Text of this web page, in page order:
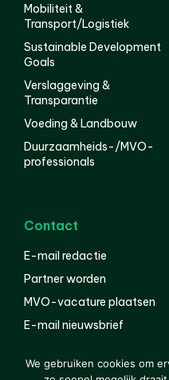
Mobiliteit &
Transport/Logistiek
Sustainable Development
Goals
Verslaggeving &
Transparantie
Voeding & Landbouw
Duurzaamheids-/MVO-
professionals
Contact
E-mail redactie
Partner worden
MVO-vacature plaatsen
E-mail nieuwsbrief
We gebruiken cookies om